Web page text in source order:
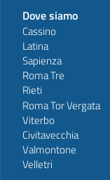
Dove siamo
Cassino
Latina
Sapienza
Roma Tre
Rieti
Roma Tor Vergata
Viterbo
Civitavecchia
Valmontone
Velletri